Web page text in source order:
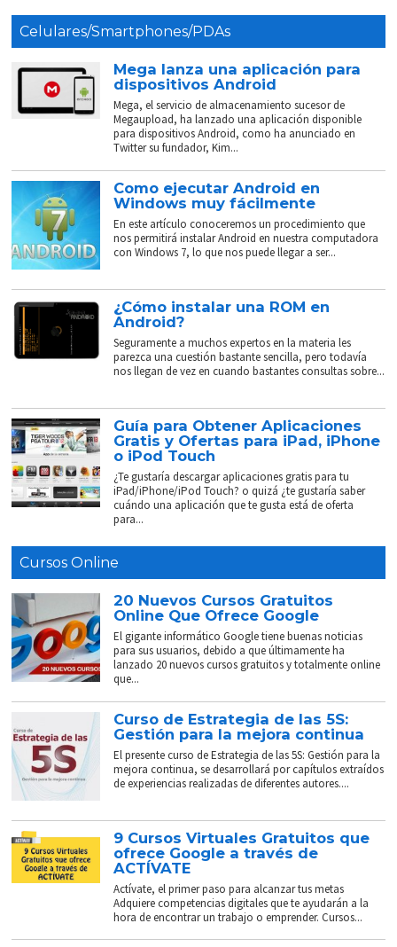
Celulares/Smartphones/PDAs
Mega lanza una aplicación para
dispositivos Android
Mega, el servicio de almacenamiento sucesor de
Megaupload, ha lanzado una aplicación disponible
para dispositivos Android, como ha anunciado en
Twitter su fundador, Kim...
Como ejecutar Android en
Windows muy fácilmente
En este artículo conoceremos un procedimiento que
nos permitirá instalar Android en nuestra computadora
con Windows 7, lo que nos puede llegar a ser...
¿Cómo instalar una ROM en
Android?
Seguramente a muchos expertos en la materia les
parezca una cuestión bastante sencilla, pero todavía
nos llegan de vez en cuando bastantes consultas sobre...
Guía para Obtener Aplicaciones
Gratis y Ofertas para iPad, iPhone
o iPod Touch
¿Te gustaría descargar aplicaciones gratis para tu
iPad/iPhone/iPod Touch? o quizá ¿te gustaría saber
cuándo una aplicación que te gusta está de oferta
para...
Cursos Online
20 Nuevos Cursos Gratuitos
Online Que Ofrece Google
El gigante informático Google tiene buenas noticias
para sus usuarios, debido a que últimamente ha
lanzado 20 nuevos cursos gratuitos y totalmente online
que...
Curso de Estrategia de las 5S:
Gestión para la mejora continua
El presente curso de Estrategia de las 5S: Gestión para la
mejora continua, se desarrollará por capítulos extraídos
de experiencias realizadas de diferentes autores....
9 Cursos Virtuales Gratuitos que
ofrece Google a través de
ACTÍVATE
Actívate, el primer paso para alcanzar tus metas
Adquiere competencias digitales que te ayudarán a la
hora de encontrar un trabajo o emprender. Cursos...